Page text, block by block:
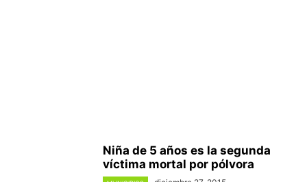
Niña de 5 años es la segunda
víctima mortal por pólvora